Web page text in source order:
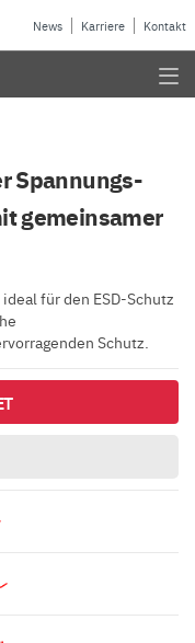
News Karriere Kontakt
Spannungs-
gemeinsamer
für den ESD-Schutz
Schutz.